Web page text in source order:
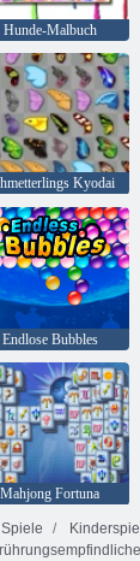
Hunde-Malbuch
Kyodai
Endlose Bubbles
Mahjong Fortuna